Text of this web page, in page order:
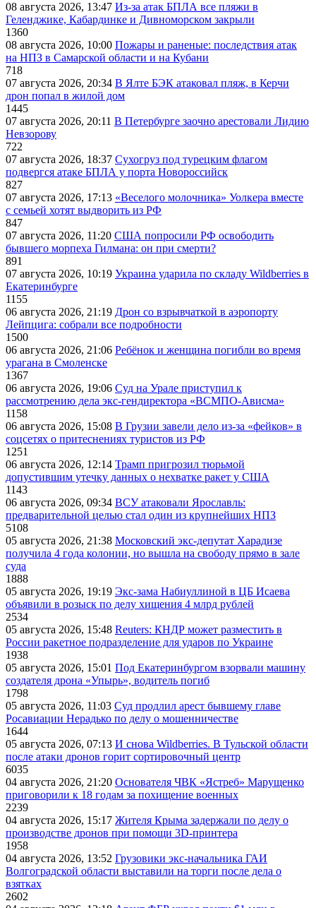
08 августа 2026, 13:47 Из-за атак БПЛА все пляжи в
Геленджике, Кабардинке и Дивноморском закрыли
1360
08 августа 2026, 10:00 Пожары и раненые: последствия атак
на НПЗ в Самарской области и на Кубани
718
07 августа 2026, 20:34 В Ялте БЭК атаковал пляж, в Керчи
дрон попал в жилой дом
1445
07 августа 2026, 20:11 В Петербурге заочно арестовали Лидию
Невзорову
722
07 августа 2026, 18:37 Сухогруз под турецким флагом
подвергся атаке БПЛА у порта Новороссийск
827
07 августа 2026, 17:13 «Веселого молочника» Уолкера вместе
с семьей хотят выдворить из РФ
847
07 августа 2026, 11:20 США попросили РФ освободить
бывшего морпеха Гилмана: он при смерти?
891
07 августа 2026, 10:19 Украина ударила по складу Wildberries в
Екатеринбурге
1155
06 августа 2026, 21:19 Дрон со взрывчаткой в аэропорту
Лейпцига: собрали все подробности
1500
06 августа 2026, 21:06 Ребёнок и женщина погибли во время
урагана в Смоленске
1367
06 августа 2026, 19:06 Суд на Урале приступил к
рассмотрению дела экс-гендиректора «ВСМПО-Ависма»
1158
06 августа 2026, 15:08 В Грузии завели дело из-за «фейков» в
соцсетях о притеснениях туристов из РФ
1251
06 августа 2026, 12:14 Трамп пригрозил тюрьмой
допустившим утечку данных о нехватке ракет у США
1143
06 августа 2026, 09:34 ВСУ атаковали Ярославль:
предварительной целью стал один из крупнейших НПЗ
5108
05 августа 2026, 21:38 Московский экс-депутат Харадизе
получила 4 года колонии, но вышла на свободу прямо в зале
суда
1888
05 августа 2026, 19:19 Экс-зама Набиуллиной в ЦБ Исаева
объявили в розыск по делу хищения 4 млрд рублей
2534
05 августа 2026, 15:48 Reuters: КНДР может разместить в
России ракетное подразделение для ударов по Украине
1938
05 августа 2026, 15:01 Под Екатеринбургом взорвали машину
создателя дрона «Упырь», водитель погиб
1798
05 августа 2026, 11:03 Суд продлил арест бывшему главе
Росавиации Нерадько по делу о мошенничестве
1644
05 августа 2026, 07:13 И снова Wildberries. В Тульской области
после атаки дронов горит сортировочный центр
6035
04 августа 2026, 21:20 Основателя ЧВК «Ястреб» Марущенко
приговорили к 18 годам за похищение военных
2239
04 августа 2026, 15:17 Жителя Крыма задержали по делу о
производстве дронов при помощи 3D‑принтера
1958
04 августа 2026, 13:52 Грузовики экс-начальника ГАИ
Волгоградской области выставили на торги после дела о
взятках
2602